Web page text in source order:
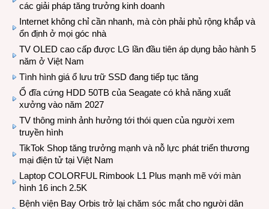
các giải pháp tăng trưởng kinh doanh
Internet không chỉ cần nhanh, mà còn phải phủ rộng khắp và
ổn định ở mọi góc nhà
TV OLED cao cấp được LG lần đầu tiên áp dụng bảo hành 5
năm ở Việt Nam
Tình hình giá ổ lưu trữ SSD đang tiếp tục tăng
Ổ đĩa cứng HDD 50TB của Seagate có khả năng xuất
xưởng vào năm 2027
TV thông minh ảnh hưởng tới thói quen của người xem
truyền hình
TikTok Shop tăng trưởng mạnh và nỗ lực phát triển thương
mại điện tử tại Việt Nam
Laptop COLORFUL Rimbook L1 Plus mạnh mẽ với màn
hình 16 inch 2.5K
Bệnh viện Bay Orbis trở lại chăm sóc mắt cho người dân